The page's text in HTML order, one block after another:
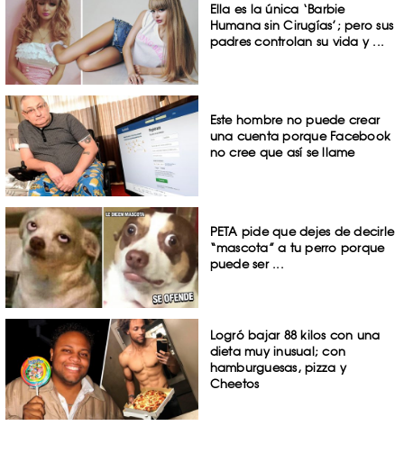
Ella es la única ‘Barbie
Humana sin Cirugías’; pero sus
padres controlan su vida y ...
Este hombre no puede crear
una cuenta porque Facebook
no cree que así se llame
PETA pide que dejes de decirle
“mascota” a tu perro porque
puede ser ...
Logró bajar 88 kilos con una
dieta muy inusual; con
hamburguesas, pizza y
Cheetos